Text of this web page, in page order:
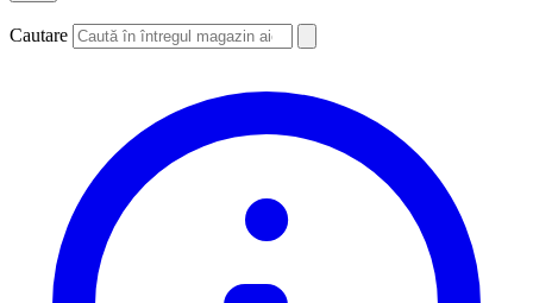
Cautare